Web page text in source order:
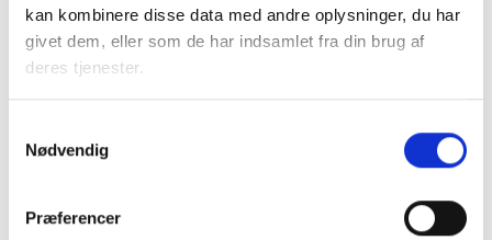
kan kombinere disse data med andre oplysninger, du har
givet dem, eller som de har indsamlet fra din brug af
deres tjenester.
Nødvendig
Præferencer
Almene boliger drives uden profit, så ingen tjener på
huslejen. En del af beboernes husleje går til
Landsbyggefonden, som støtter fysiske og sociale
indsatser i almene boligområder. Dette sikrer, at by- og
Faktaark om almene boliger i